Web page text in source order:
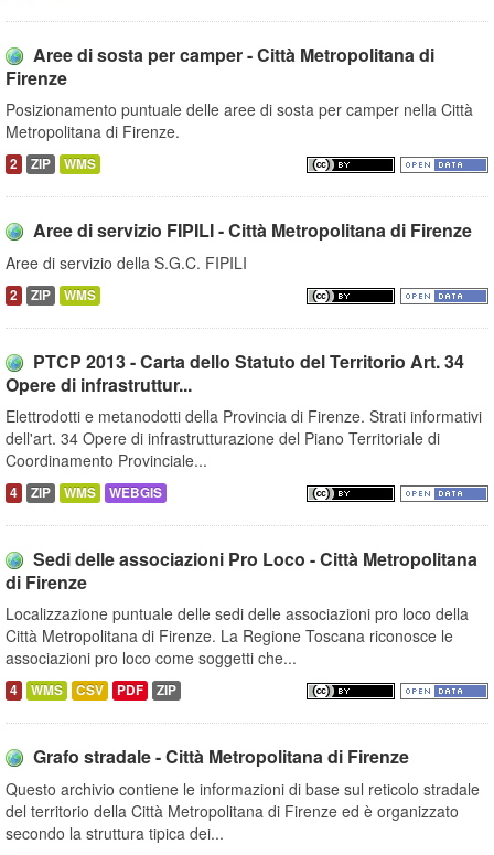
Aree di sosta per camper - Città Metropolitana di
Firenze
Posizionamento puntuale delle aree di sosta per camper nella Città
Metropolitana di Firenze.
2 ZIP WMS
Aree di servizio FIPILI - Città Metropolitana di Firenze
Aree di servizio della S.G.C. FIPILI
2 ZIP WMS
PTCP 2013 - Carta dello Statuto del Territorio Art. 34
Opere di infrastruttur...
Elettrodotti e metanodotti della Provincia di Firenze. Strati informativi
dell'art. 34 Opere di infrastrutturazione del Piano Territoriale di
Coordinamento Provinciale...
4 ZIP WMS WEBGIS
Sedi delle associazioni Pro Loco - Città Metropolitana
di Firenze
Localizzazione puntuale delle sedi delle associazioni pro loco della
Città Metropolitana di Firenze. La Regione Toscana riconosce le
associazioni pro loco come soggetti che...
4 WMS CSV PDF ZIP
Grafo stradale - Città Metropolitana di Firenze
Questo archivio contiene le informazioni di base sul reticolo stradale
del territorio della Città Metropolitana di Firenze ed è organizzato
secondo la struttura tipica dei...